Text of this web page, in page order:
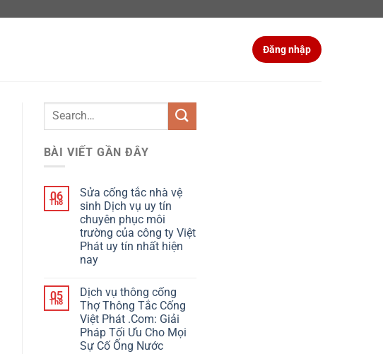
Đăng nhập
BÀI VIẾT GẦN ĐÂY
06
Th8
Sửa cống tắc nhà vệ
sinh Dịch vụ uy tín
chuyên phục môi
trường của công ty Việt
Phát uy tín nhất hiện
nay
05
Th8
Dịch vụ thông cống
Thợ Thông Tắc Cống
Việt Phát .Com: Giải
Pháp Tối Ưu Cho Mọi
Sự Cố Ống Nước